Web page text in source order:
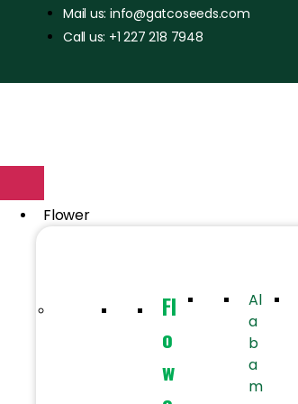
Mail us: info@gatcoseeds.com
Call us: +1 227 218 7948
Flower
Fl
o
w
Al
a
b
a
m